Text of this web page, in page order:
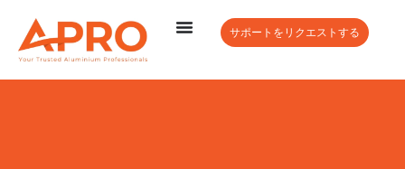
サポートをリクエストする